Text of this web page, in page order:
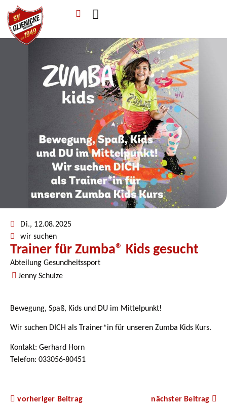
Di., 12.08.2025
wir suchen
Trainer für Zumba® Kids gesucht
Abteilung Gesundheitssport
Jenny Schulze
Bewegung, Spaß, Kids und DU im Mittelpunkt!
Wir suchen DICH als Trainer*in für unseren Zumba Kids Kurs.
Kontakt: Gerhard Horn
Telefon: 033056-80451
vorheriger Beitrag
nächster Beitrag